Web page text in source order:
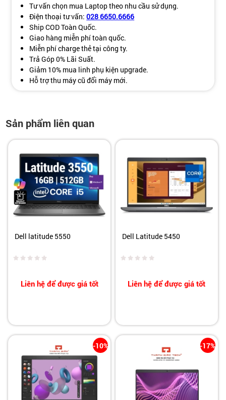
Tư vấn chọn mua Laptop theo nhu cầu sử dụng.
Điện thoại tư vấn:028 6650.6666
Ship COD Toàn Quốc.
Giao hàng miễn phí toàn quốc.
Miễn phí charge thẻ tại công ty.
Trả Góp 0% Lãi Suất.
Giảm 10% mua linh phụ kiện upgrade.
Hỗ trợ thu máy cũ đổi máy mới.
Sản phẩm liên quan
Dell latitude 5550
Liên hệ để được giá tốt
Dell Latitude 5450
Liên hệ để được giá tốt
-10% -17%